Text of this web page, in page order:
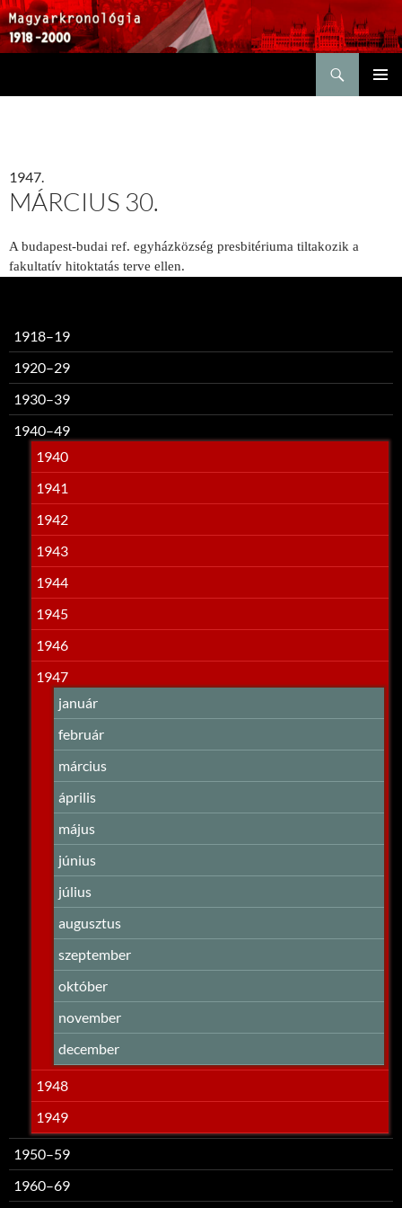
1947.
MÁRCIUS 30.
A budapest-budai ref. egyházközség presbitériuma tiltakozik a
fakultatív hitoktatás terve ellen.
1918–19
1920–29
1930–39
1940–49
1940
1941
1942
1943
1944
1945
1946
1947
január
február
március
április
május
június
július
augusztus
szeptember
október
november
december
1948
1949
1950–59
1960–69